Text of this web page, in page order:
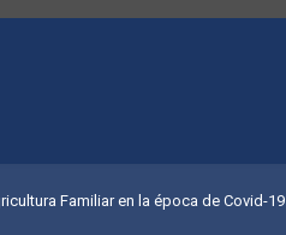
Familiar en la época de Covid-19